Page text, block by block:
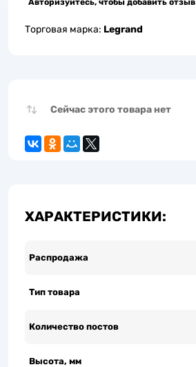
Авторизуйтесь, чтобы добавить отзыв
Торговая марка: Legrand
Сейчас этого товара нет
ХАРАКТЕРИСТИКИ:
Распродажа
Тип товара
Количество постов
Высота, мм